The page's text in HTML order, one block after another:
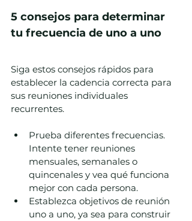
5 consejos para determinar
tu frecuencia de uno a uno
Siga estos consejos rápidos para
establecer la cadencia correcta para
sus reuniones individuales
recurrentes.
Prueba diferentes frecuencias.
Intente tener reuniones
mensuales, semanales o
quincenales y vea qué funciona
mejor con cada persona.
Establezca objetivos de reunión
uno a uno, ya sea para construir